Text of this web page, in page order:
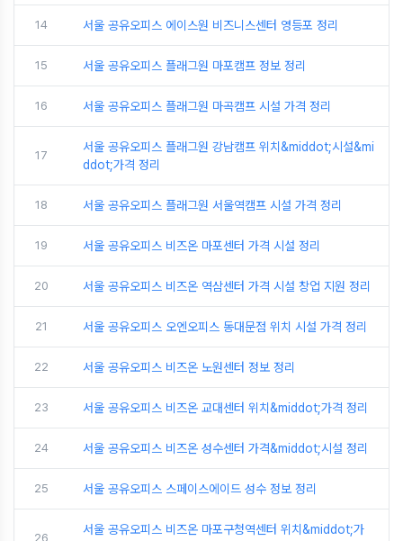
14 서울 공유오피스 에이스원 비즈니스센터 영등포 정리
15 서울 공유오피스 플래그원 마포캠프 정보 정리
16 서울 공유오피스 플래그원 마곡캠프 시설 가격 정리
17
서울 공유오피스 플래그원 강남캠프 위치&middot;시설&mi
ddot;가격 정리
18 서울 공유오피스 플래그원 서울역캠프 시설 가격 정리
19 서울 공유오피스 비즈온 마포센터 가격 시설 정리
20 서울 공유오피스 비즈온 역삼센터 가격 시설 창업 지원 정리
21 서울 공유오피스 오엔오피스 동대문점 위치 시설 가격 정리
22 서울 공유오피스 비즈온 노원센터 정보 정리
23 서울 공유오피스 비즈온 교대센터 위치&middot;가격 정리
24 서울 공유오피스 비즈온 성수센터 가격&middot;시설 정리
25 서울 공유오피스 스페이스에이드 성수 정보 정리
26
서울 공유오피스 비즈온 마포구청역센터 위치&middot;가